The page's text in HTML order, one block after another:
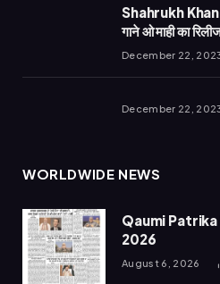
Shahrukh Khan
गाने ओ माही का
December 22,
December 22,
WORLDWIDE NEWS
Qaumi
2026
August 6, 2026